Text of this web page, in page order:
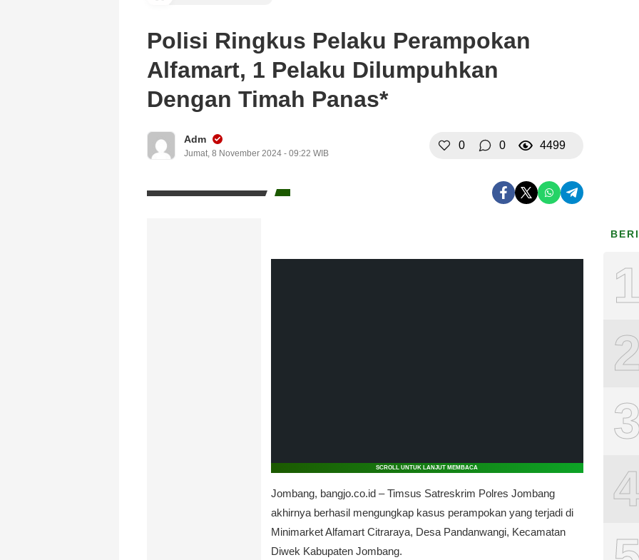
Polisi Ringkus Pelaku Perampokan
Alfamart, 1 Pelaku Dilumpuhkan
Dengan Timah Panas*
Adm
Jumat, 8 November 2024 - 09:22 WIB
0 0 4499
SCROLL UNTUK LANJUT MEMBACA
Jombang, bangjo.co.id – Timsus Satreskrim Polres Jombang
akhirnya berhasil mengungkap kasus perampokan yang terjadi di
Minimarket Alfamart Citraraya, Desa Pandanwangi, Kecamatan
Diwek Kabupaten Jombang.